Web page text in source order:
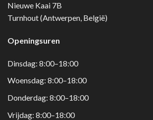
Nieuwe Kaai 7B
Turnhout (Antwerpen, België)
Openingsuren
Dinsdag: 8:00–18:00
Woensdag: 8:00–18:00
Donderdag: 8:00–18:00
Vrijdag: 8:00–18:00